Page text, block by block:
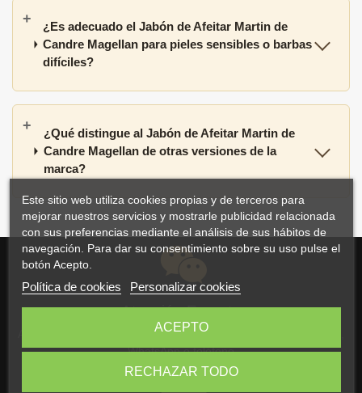
¿Es adecuado el Jabón de Afeitar Martin de
Candre Magellan para pieles sensibles o barbas
difíciles?
¿Qué distingue al Jabón de Afeitar Martin de
Candre Magellan de otras versiones de la
marca?
Este sitio web utiliza cookies propias y de terceros para
mejorar nuestros servicios y mostrarle publicidad relacionada
con sus preferencias mediante el análisis de sus hábitos de
navegación. Para dar su consentimiento sobre su uso pulse el
botón Acepto.
Política de cookies Personalizar cookies
RECHAZAR TODO
ACEPTO
Atención Experta
Atención personalizada y asesoramiento por correo electrónico,
WhatsApp o teléfono